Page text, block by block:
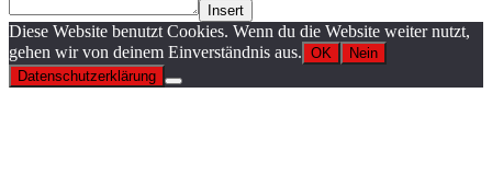
Insert
Diese Website benutzt Cookies. Wenn du die Website weiter nutzt,
gehen wir von deinem Einverständnis aus. OK
Nein
Datenschutzerklärung